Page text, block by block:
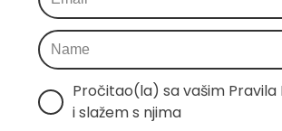
Pročitao(la) sa vašim
i slažem s njima